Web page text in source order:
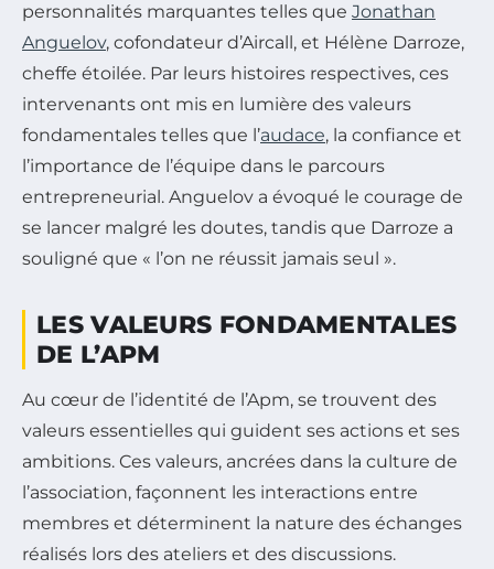
personnalités marquantes telles que Jonathan
Anguelov, cofondateur d’Aircall, et Hélène Darroze,
cheffe étoilée. Par leurs histoires respectives, ces
intervenants ont mis en lumière des valeurs
fondamentales telles que l’audace, la confiance et
l’importance de l’équipe dans le parcours
entrepreneurial. Anguelov a évoqué le courage de
se lancer malgré les doutes, tandis que Darroze a
souligné que « l’on ne réussit jamais seul ».
LES VALEURS FONDAMENTALES
DE L’APM
Au cœur de l’identité de l’Apm, se trouvent des
valeurs essentielles qui guident ses actions et ses
ambitions. Ces valeurs, ancrées dans la culture de
l’association, façonnent les interactions entre
membres et déterminent la nature des échanges
réalisés lors des ateliers et des discussions.